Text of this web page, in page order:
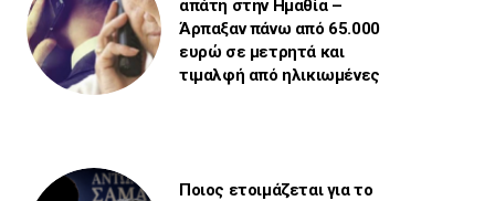
απάτη στην Ημαθία –
Άρπαξαν πάνω από 65.000
ευρώ σε μετρητά και
τιμαλφή από ηλικιωμένες
Ποιος ετοιμάζεται για το